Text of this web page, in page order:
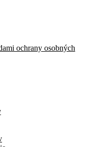
ochrany osobných